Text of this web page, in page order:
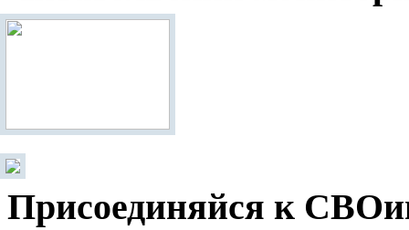
Присоединяйся к